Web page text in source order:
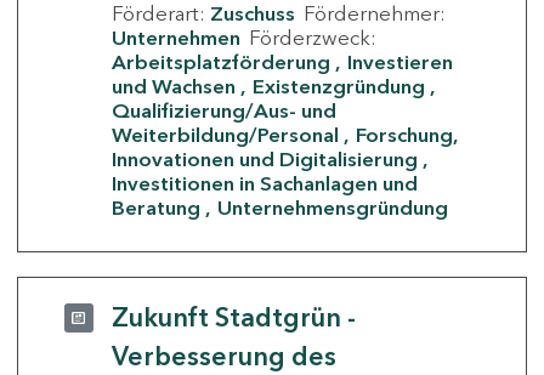
Förderart: Zuschuss Fördernehmer:
Unternehmen Förderzweck:
Arbeitsplatzförderung
Investieren
und Wachsen
Existenzgründung
Qualifizierung/Aus- und
Weiterbildung/Personal
Forschung,
Innovationen und Digitalisierung
Investitionen in Sachanlagen und
Beratung
Unternehmensgründung
Zukunft Stadtgrün -
Verbesserung des